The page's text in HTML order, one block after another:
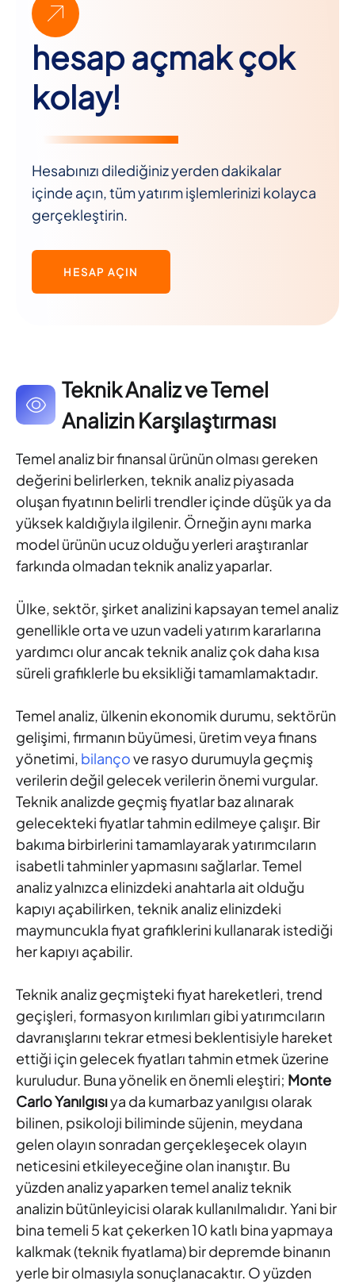
hesap açmak çok
kolay!
Hesabınızı dilediğiniz yerden dakikalar
içinde açın, tüm yatırım işlemlerinizi kolayca
gerçekleştirin.
HESAP AÇIN
Teknik Analiz ve Temel
Analizin Karşılaştırması
Temel analiz bir finansal ürünün olması gereken
değerini belirlerken, teknik analiz piyasada
oluşan fiyatının belirli trendler içinde düşük ya da
yüksek kaldığıyla ilgilenir. Örneğin aynı marka
model ürünün ucuz olduğu yerleri araştıranlar
farkında olmadan teknik analiz yaparlar.
Ülke, sektör, şirket analizini kapsayan temel analiz
genellikle orta ve uzun vadeli yatırım kararlarına
yardımcı olur ancak teknik analiz çok daha kısa
süreli grafiklerle bu eksikliği tamamlamaktadır.
Temel analiz, ülkenin ekonomik durumu, sektörün
gelişimi, firmanın büyümesi, üretim veya finans
yönetimi, bilançove rasyo durumuyla geçmiş
verilerin değil gelecek verilerin önemi vurgular.
Teknik analizde geçmiş fiyatlar baz alınarak
gelecekteki fiyatlar tahmin edilmeye çalışır. Bir
bakıma birbirlerini tamamlayarak yatırımcıların
isabetli tahminler yapmasını sağlarlar. Temel
analiz yalnızca elinizdeki anahtarla ait olduğu
kapıyı açabilirken, teknik analiz elinizdeki
maymuncukla fiyat grafiklerini kullanarak istediği
her kapıyı açabilir.
Teknik analiz geçmişteki fiyat hareketleri, trend
geçişleri, formasyon kırılımları gibi yatırımcıların
davranışlarını tekrar etmesi beklentisiyle hareket
ettiği için gelecek fiyatları tahmin etmek üzerine
kuruludur. Buna yönelik en önemli eleştiri; Monte
Carlo Yanılgısıya da kumarbaz yanılgısı olarak
bilinen, psikoloji biliminde süjenin, meydana
gelen olayın sonradan gerçekleşecek olayın
neticesini etkileyeceğine olan inanıştır. Bu
yüzden analiz yaparken temel analiz teknik
analizin bütünleyicisi olarak kullanılmalıdır. Yani bir
bina temeli 5 kat çekerken 10 katlı bina yapmaya
kalkmak (teknik fiyatlama) bir depremde binanın
yerle bir olmasıyla sonuçlanacaktır. O yüzden